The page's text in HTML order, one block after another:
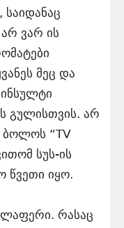
არ ვარ ის
მეც და
გულისთვის. არ
ბოლოს “TV
სუს-ის
წვეთი იყო.
რასაც